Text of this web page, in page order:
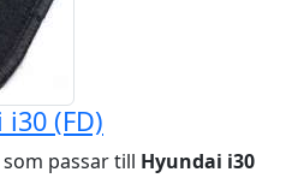
(FD)
passar till Hyundai i30